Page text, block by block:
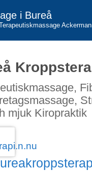
i Bureå
mjuk Kiropraktik